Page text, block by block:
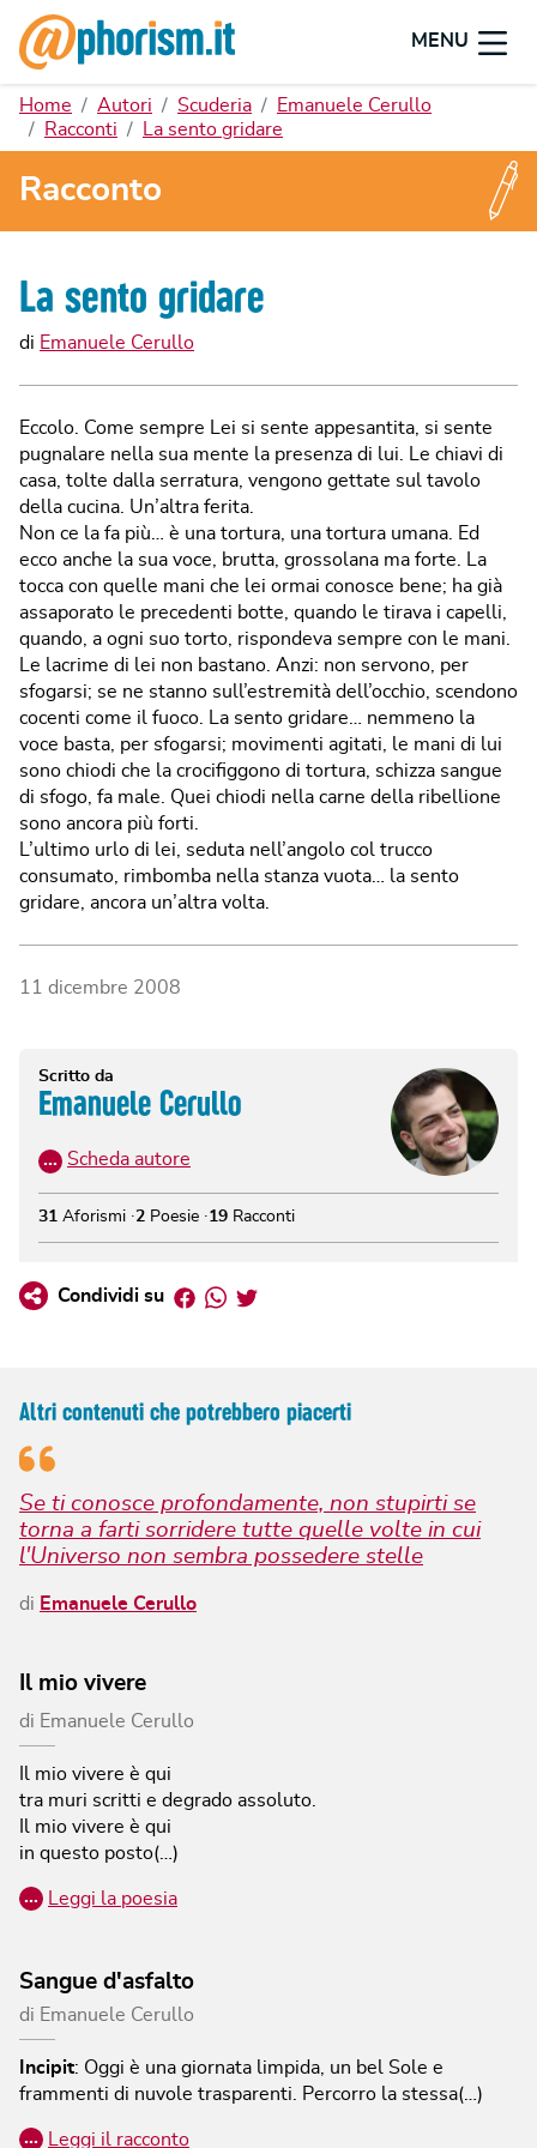
MENU
Home Autori Scuderia
Emanuele Cerullo
Racconti
La sento gridare
Racconto
La sento gridare
di Emanuele Cerullo
Eccolo. Come sempre Lei si sente appesantita, si sente
pugnalare nella sua mente la presenza di lui. Le chiavi di
casa, tolte dalla serratura, vengono gettate sul tavolo
della cucina. Un’altra ferita.
Non ce la fa più… è una tortura, una tortura umana. Ed
ecco anche la sua voce, brutta, grossolana ma forte. La
tocca con quelle mani che lei ormai conosce bene; ha già
assaporato le precedenti botte, quando le tirava i capelli,
quando, a ogni suo torto, rispondeva sempre con le mani.
Le lacrime di lei non bastano. Anzi: non servono, per
sfogarsi; se ne stanno sull’estremità dell’occhio, scendono
cocenti come il fuoco. La sento gridare… nemmeno la
voce basta, per sfogarsi; movimenti agitati, le mani di lui
sono chiodi che la crocifiggono di tortura, schizza sangue
di sfogo, fa male. Quei chiodi nella carne della ribellione
sono ancora più forti.
L’ultimo urlo di lei, seduta nell’angolo col trucco
consumato, rimbomba nella stanza vuota… la sento
gridare, ancora un’altra volta.
11 dicembre 2008
Scritto da
Emanuele Cerullo
… Scheda autore
31 Aforismi 2 Poesie 19 Racconti
Condividi su Facebook
Whatsapp
Twitter
Altri contenuti che potrebbero piacerti
Se ti conosce profondamente, non stupirti se
torna a farti sorridere tutte quelle volte in cui
l'Universo non sembra possedere stelle
di Emanuele Cerullo
Il mio vivere
di Emanuele Cerullo
Il mio vivere è qui
tra muri scritti e degrado assoluto.
Il mio vivere è qui
in questo posto(…)
… Leggi la poesia
Sangue d'asfalto
di Emanuele Cerullo
Incipit: Oggi è una giornata limpida, un bel Sole e
frammenti di nuvole trasparenti. Percorro la stessa(…)
… Leggi il racconto